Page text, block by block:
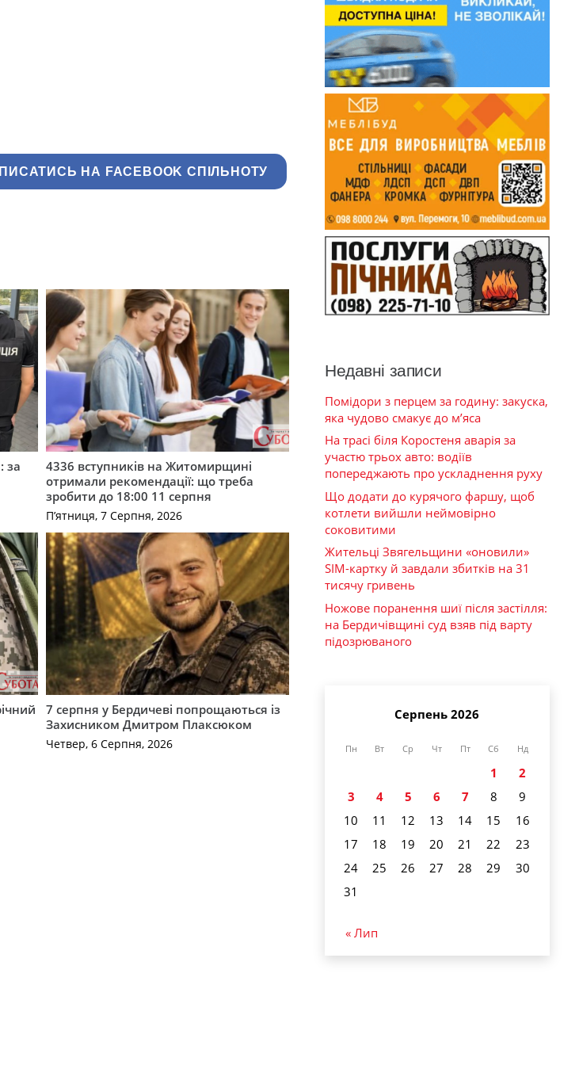
НА FACEBOOK СПІЛЬНОТУ
за
4336 вступників на Житомирщині
отримали рекомендації: що треба
зробити до 18:00 11 серпня
П’ятниця, 7 Серпня, 2026
7 серпня у Бердичеві попрощаються із
Захисником Дмитром Плаксюком
Четвер, 6 Серпня, 2026
Недавні записи
Помідори з перцем за годину: закуска,
яка чудово смакує до м’яса
На трасі біля Коростеня аварія за
участю трьох авто: водіїв
попереджають про ускладнення руху
Що додати до курячого фаршу, щоб
котлети вийшли неймовірно
соковитими
Жительці Звягельщини «оновили»
SIM-картку й завдали збитків на 31
тисячу гривень
Ножове поранення шиї після застілля:
на Бердичівщині суд взяв під варту
підозрюваного
Серпень 2026
Пн Вт Ср Чт Пт Сб Нд
1
2
3
4 5 6 7 8
9
10
11 12 13 14 15
16
17
18 19 20 21 22
23
24
25 26 27 28 29
30
31
« Лип